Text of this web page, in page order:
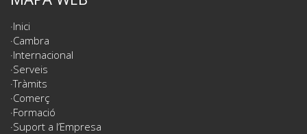
Inici
Cambra
Internacional
Serveis
Tràmits
Comerç
Formació
Suport a l’Empresa